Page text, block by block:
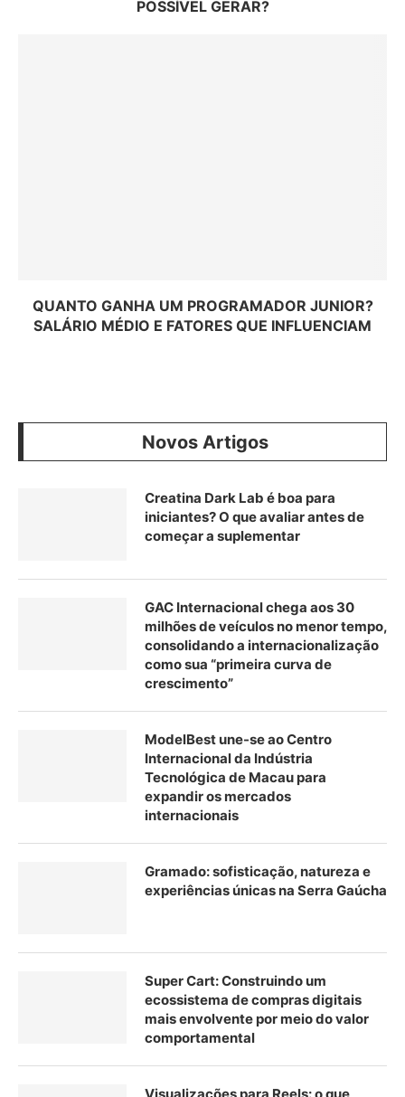
POSSÍVEL GERAR?
QUANTO GANHA UM PROGRAMADOR JUNIOR?
SALÁRIO MÉDIO E FATORES QUE INFLUENCIAM
Novos Artigos
Creatina Dark Lab é boa para
iniciantes? O que avaliar antes de
começar a suplementar
GAC Internacional chega aos 30
milhões de veículos no menor tempo,
consolidando a internacionalização
como sua “primeira curva de
crescimento”
ModelBest une-se ao Centro
Internacional da Indústria
Tecnológica de Macau para
expandir os mercados
internacionais
Gramado: sofisticação, natureza e
experiências únicas na Serra Gaúcha
Super Cart: Construindo um
ecossistema de compras digitais
mais envolvente por meio do valor
comportamental